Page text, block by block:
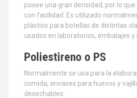
posee una gran densidad, por lo
con facilidad. Es utilizado
plástico para botellas de distintas
usados en laboratorios, embalajes y
Poliestireno o PS
Normalmente se usa para la
comida, envases para huevos y
desechables.